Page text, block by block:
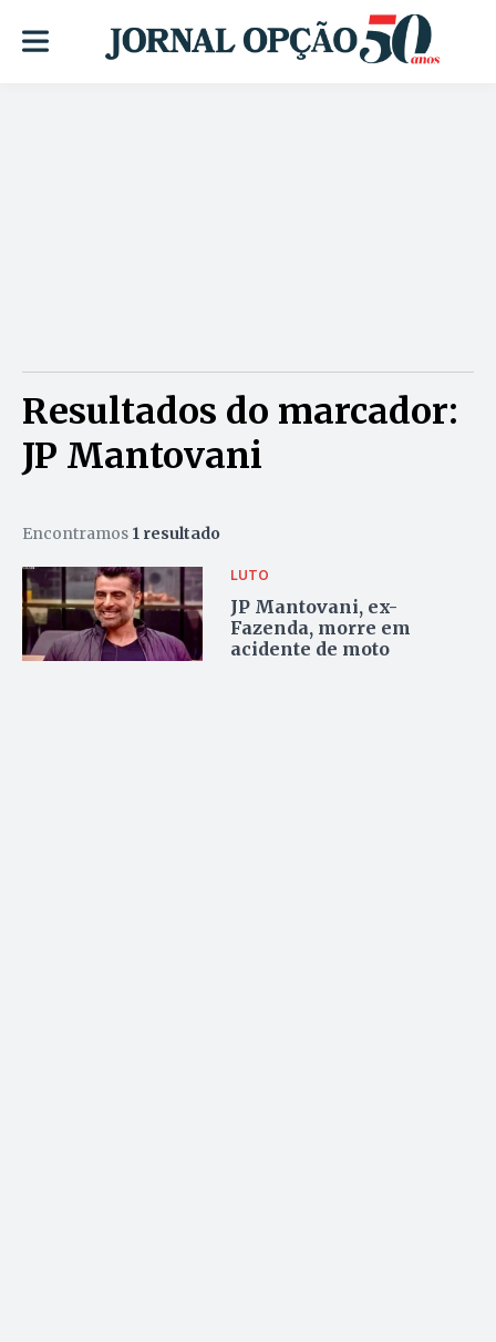
Resultados do marcador:
JP Mantovani
Encontramos 1 resultado
LUTO
JP Mantovani, ex-
Fazenda, morre em
acidente de moto